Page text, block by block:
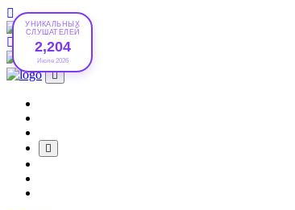
УНИКАЛЬНЫХ
СЛУШАТЕЛЕЙ
2,204
Июле 2026
Донаты